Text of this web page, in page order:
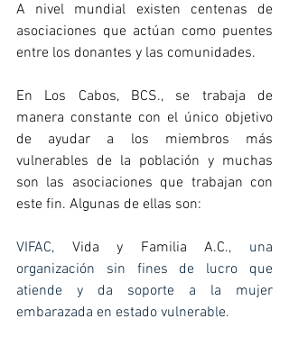
A nivel mundial existen centenas de
asociaciones que actúan como puentes
entre los donantes y las comunidades.
En Los Cabos, BCS., se trabaja de
manera constante con el único objetivo
de ayudar a los miembros más
vulnerables de la población y muchas
son las asociaciones que trabajan con
este fin. Algunas de ellas son:
VIFAC, Vida y Familia A.C., una
organización sin fines de lucro que
atiende y da soporte a la mujer
embarazada en estado vulnerable.